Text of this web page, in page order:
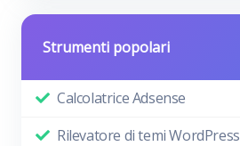
Strumenti popolari
Calcolatrice Adsense
Rilevatore di temi WordPress